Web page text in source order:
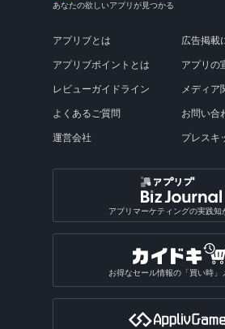
あなたの欲しいアプリが見つかる
アプリブとは
アプリブポイントとは
レビューガイドライン
よくあるご質問
運営会社
広告掲載
アプリの
メディア
お問い合
プレスキ
アプリマーケティングの実践知
お得なセール情報の「買い時」